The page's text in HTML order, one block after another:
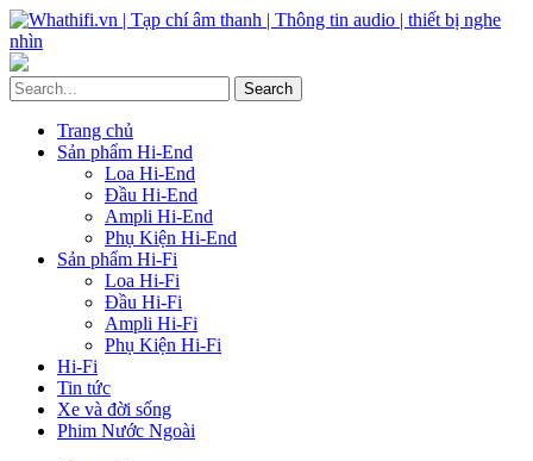
Trang chủ
Sản phẩm Hi-End
Loa Hi-End
Đầu Hi-End
Ampli Hi-End
Phụ Kiện Hi-End
Sản phẩm Hi-Fi
Loa Hi-Fi
Đầu Hi-Fi
Ampli Hi-Fi
Phụ Kiện Hi-Fi
Hi-Fi
Tin tức
Xe và đời sống
Phim Nước Ngoài